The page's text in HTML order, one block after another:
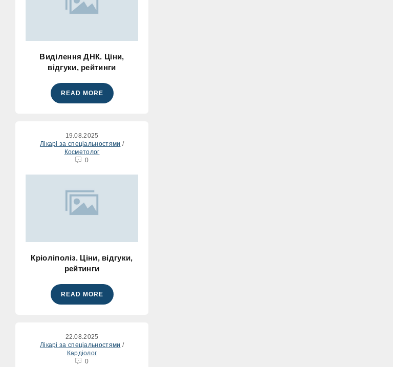
Виділення ДНК. Ціни,
відгуки, рейтинги
READ MORE
19.08.2025
Лікарі за спеціальностями /
Косметолог
0
Кріоліполіз. Ціни, відгуки,
рейтинги
READ MORE
22.08.2025
Лікарі за спеціальностями /
Кардіолог
0